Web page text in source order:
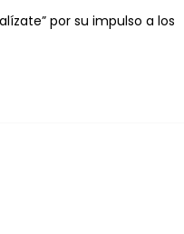
por su impulso a los